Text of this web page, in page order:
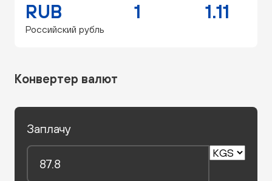
RUB
Российский рубль
1 1.11
Конвертер валют
Заплачу